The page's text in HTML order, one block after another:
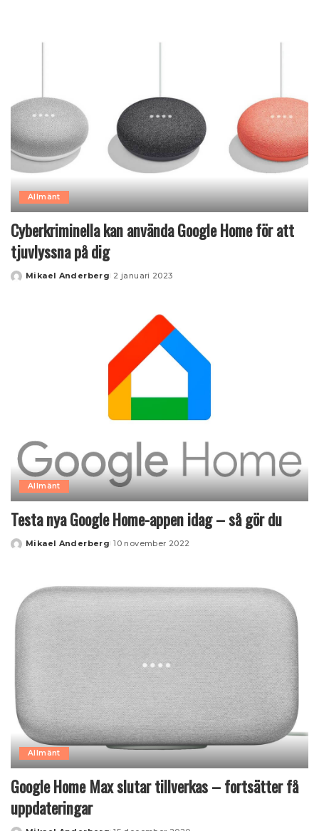
Allmänt
Cyberkriminella kan använda Google Home för att
tjuvlyssna på dig
Posted
Mikael Anderberg 2 januari 2023
Allmänt
Testa nya Google Home-appen idag – så gör du
Posted
Mikael Anderberg 10 november 2022
Allmänt
Google Home Max slutar tillverkas – fortsätter få
uppdateringar